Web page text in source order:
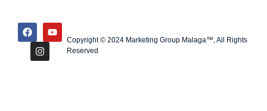
Copyright © 2024 Marketing Group Malaga™, All Rights
Reserved